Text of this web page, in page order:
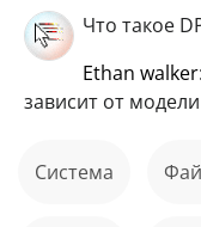
Что такое
ethan walker
зависит от
Система